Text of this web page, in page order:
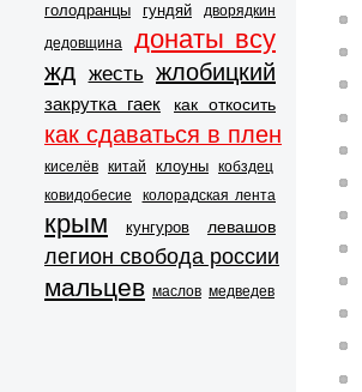
голодранцы гундяй
дворядкин
дедовщина
донаты всу
жд жесть жлобицкий
закрутка гаек как откосить
как сдаваться в плен
киселёв китай клоуны кобздец
ковидобесие
колорадская лента
крым кунгуров левашов
легион свобода россии
мальцев маслов медведев